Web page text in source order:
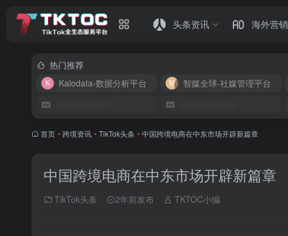
头条资讯 海外营销
热门推荐
Kalodata-数据分析平台
智媒全球-社媒管理平台
首页 • 跨境资讯 • TikTok头条 • 中国跨境电商在中东市场开辟新篇章
中国跨境电商在中东市场开辟新篇章
TikTok头条 2年前发布 TKTOC小编